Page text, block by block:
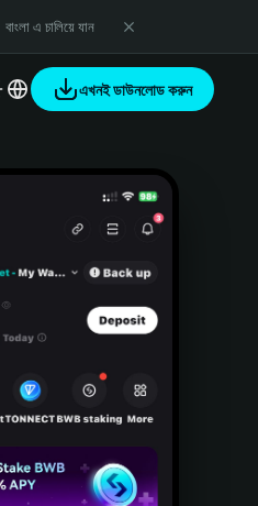
বাংলা এ চালিয়ে যান
এখনই ডাউনলোড করুন